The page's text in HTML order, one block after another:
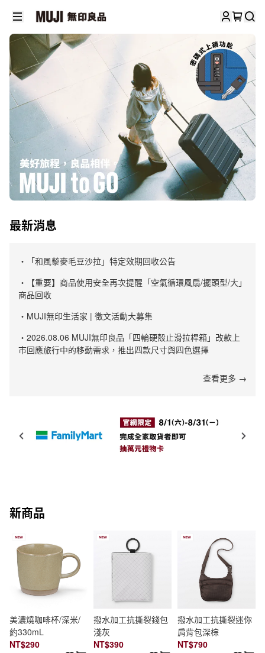
最新消息
・「和風藜麥毛豆沙拉」特定效期回收公告
・【重要】商品使用安全再次提醒「空氣循環風扇/擺頭型/大」
商品回收
・MUJI無印生活家 | 徵文活動大募集
・2026.08.06 MUJI無印良品「四輪硬殼止滑拉桿箱」改款上
市回應旅行中的移動需求，推出四款尺寸與四色選擇
查看更多 →
新商品
美濃燒咖啡杯/深米/
約330mL
NT$290
撥水加工抗撕裂錢包
淺灰
NT$390
撥水加工抗撕裂迷你
肩背包深棕
NT$790